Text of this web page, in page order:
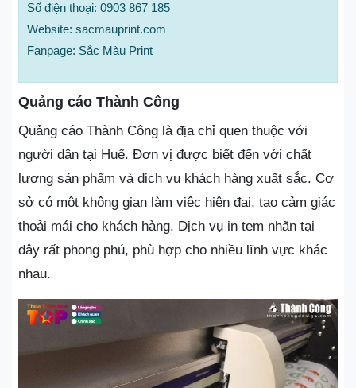
Số điện thoại: 0903 867 185
Website: sacmauprint.com
Fanpage: Sắc Màu Print
Quảng cáo Thành Công
Quảng cáo Thành Công là địa chỉ quen thuộc với
người dân tại Huế. Đơn vị được biết đến với chất
lượng sản phẩm và dịch vụ khách hàng xuất sắc. Cơ
sở có một không gian làm việc hiện đại, tạo cảm giác
thoải mái cho khách hàng. Dịch vụ in tem nhãn tại
đây rất phong phú, phù hợp cho nhiều lĩnh vực khác
nhau.